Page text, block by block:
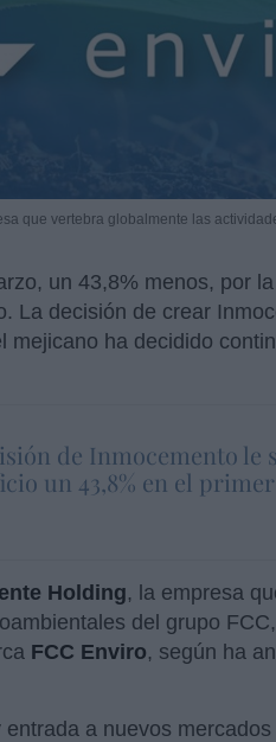
que vertebra globalmente las
un 43,8% menos, por
La decisión de crear
mejicano ha decidido
de Inmocemento le
un 43,8% en el
Holding, la empresa
del grupo
FCC Enviro, según ha
a nuevos